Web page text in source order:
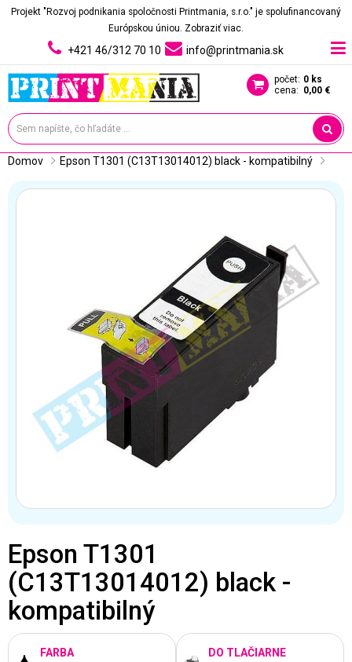
Projekt "Rozvoj podnikania spoločnosti Printmania, s.r.o." je spolufinancovaný
Európskou úniou. Zobraziť viac.
+421 46/312 70 10 info@printmania.sk
počet: 0 ks
cena: 0,00 €
Domov Epson T1301 (C13T13014012) black - kompatibilný
Epson T1301
(C13T13014012) black -
kompatibilný
FARBA
DO TLAČIARNE